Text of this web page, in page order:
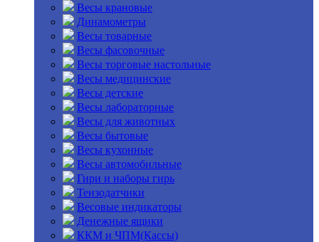
Весы крановые
Динамометры
Весы товарные
Весы фасовочные
Весы торговые настольные
Весы медицинские
Весы детские
Весы лабораторные
Весы для животных
Весы бытовые
Весы кухонные
Весы автомобильные
Гири и наборы гирь
Тензодатчики
Весовые индикаторы
Денежные ящики
ККМ и ЧПМ(Кассы)